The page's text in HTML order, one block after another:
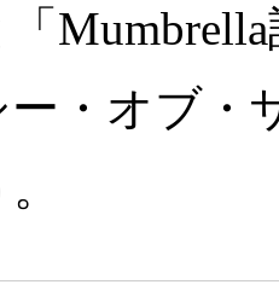
・オブ・